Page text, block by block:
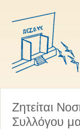
Ζητείται
Συλλόγου